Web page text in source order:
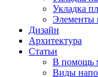
Укладка
Элементы
Дизайн
Архитектура
Статьи
В помощь
Виды